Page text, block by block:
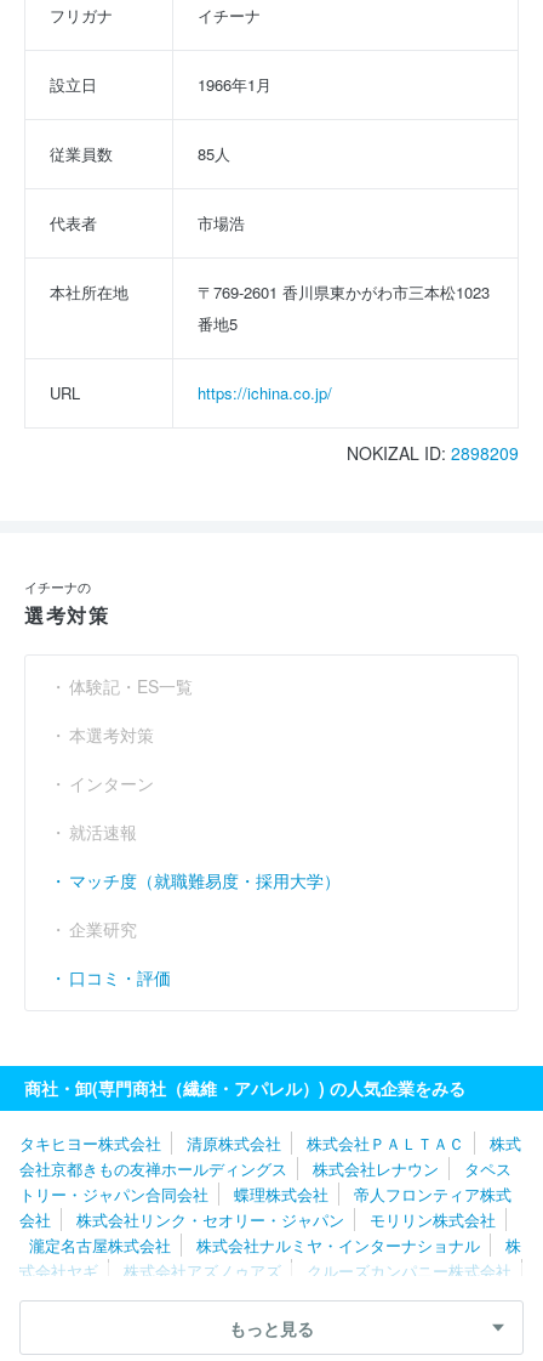
フリガナ イチーナ
設立日 1966年1月
従業員数 85人
代表者 市場浩
本社所在地
〒769-2601 香川県東かがわ市三本松1023
番地5
URL https://ichina.co.jp/
NOKIZAL ID: 2898209
イチーナの
選考対策
体験記・ES一覧
本選考対策
インターン
就活速報
マッチ度（就職難易度・採用大学）
企業研究
口コミ・評価
商社・卸(専門商社（繊維・アパレル）) の人気企業をみる
タキヒヨー株式会社 清原株式会社 株式会社ＰＡＬＴＡＣ
株式
会社京都きもの友禅ホールディングス
株式会社レナウン
タペス
トリー・ジャパン合同会社
蝶理株式会社
帝人フロンティア株式
会社
株式会社リンク・セオリー・ジャパン
モリリン株式会社
瀧定名古屋株式会社
株式会社ナルミヤ・インターナショナル
株
式会社ヤギ
株式会社アズノゥアズ
クルーズカンパニー株式会社
株式会社ＷＳＰ
八木兵株式会社 株式会社ナイガイ
リッツジ
丸眞株式会社 パシバ株式会社
クロスプラス株
式会社
もっと見る